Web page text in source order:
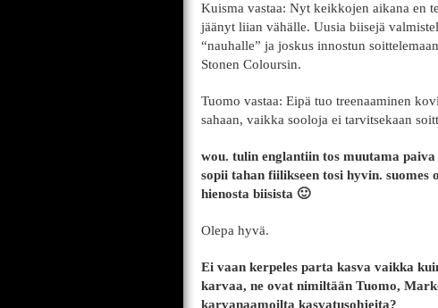
Kuisma vastaa: Nyt keikkojen aikana en
jäänyt liian vähälle. Uusia biisejä
“nauhalle” ja joskus innostun
Stonen Coloursin.
Tuomo vastaa: Eipä tuo treenaaminen
sahaan, vaikka sooloja ei tarvitsekaan
wou. tulin englantiin tos muutama
sopii tahan fiilikseen tosi hyvin.
hienosta biisista 🙂
Olepa hyvä.
Ei vaan kerpeles parta kasva vaikka
karvaa, ne ovat nimiltään Tuomo,
karvanaamoilta kasvatusohjeita?